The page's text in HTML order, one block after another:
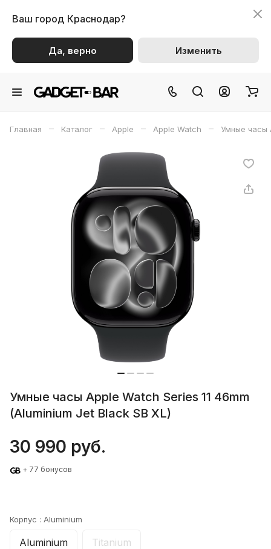
Ваш город Краснодар?
Да, верно Изменить
Главная – Каталог – Apple – Apple Watch – Умные часы
Умные часы Apple Watch Series 11 46mm
(Aluminium Jet Black SB XL)
30 990 руб.
+ 77 бонусов
Корпус : Aluminium
Aluminium Titanium